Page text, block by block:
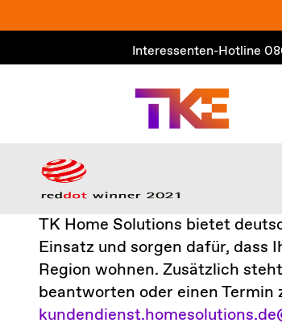
Inhalt
Interessenten-Hotline
TK Home Solutions bietet
Einsatz und sorgen dafür, dass
Region wohnen. Zusätzlich
beantworten oder einen Termin